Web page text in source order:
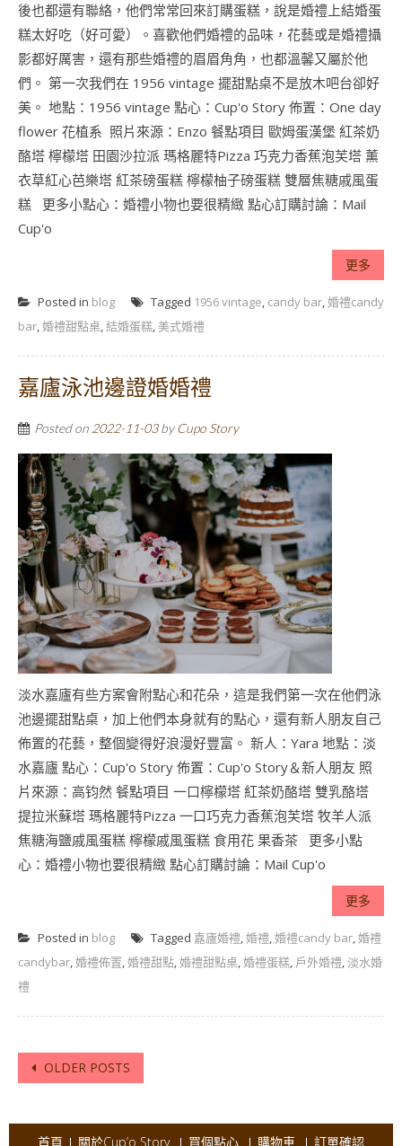
後也都還有聯絡，他們常常回來訂購蛋糕，說是婚禮上結婚蛋
糕太好吃（好可愛）。喜歡他們婚禮的品味，花藝或是婚禮攝
影都好厲害，還有那些婚禮的眉眉角角，也都溫馨又屬於他
們。 第一次我們在 1956 vintage 擺甜點桌不是放木吧台卻好
美。 地點：1956 vintage 點心：Cup'o Story 佈置：One day
flower 花植系 照片來源：Enzo 餐點項目 歐姆蛋漢堡 紅茶奶
酪塔 檸檬塔 田園沙拉派 瑪格麗特Pizza 巧克力香蕉泡芙塔 薰
衣草紅心芭樂塔 紅茶磅蛋糕 檸檬柚子磅蛋糕 雙層焦糖戚風蛋
糕 更多小點心：婚禮小物也要很精緻 點心訂購討論：Mail
Cup'o
更多
Posted in blog Tagged 1956 vintage, candy bar,婚禮candy
bar,婚禮甜點桌,結婚蛋糕,美式婚禮
嘉廬泳池邊證婚婚禮
Posted on 2022-11-03by Cupo Story
淡水嘉廬有些方案會附點心和花朵，這是我們第一次在他們泳
池邊擺甜點桌，加上他們本身就有的點心，還有新人朋友自己
佈置的花藝，整個變得好浪漫好豐富。 新人：Yara 地點：淡
水嘉廬 點心：Cup'o Story 佈置：Cup'o Story＆新人朋友 照
片來源：高钧然 餐點項目 一口檸檬塔 紅茶奶酪塔 雙乳酪塔
提拉米蘇塔 瑪格麗特Pizza 一口巧克力香蕉泡芙塔 牧羊人派
焦糖海鹽戚風蛋糕 檸檬戚風蛋糕 食用花 果香茶 更多小點
心：婚禮小物也要很精緻 點心訂購討論：Mail Cup'o
更多
Posted in blog Tagged 嘉廬婚禮,婚禮,婚禮candy bar,婚禮
candybar,婚禮佈置,婚禮甜點,婚禮甜點桌,婚禮蛋糕, 戶外婚禮,淡水婚
禮
Posts
OLDER POSTS
首頁 關於Cup’o Story 買個點心 購物車 訂單確認